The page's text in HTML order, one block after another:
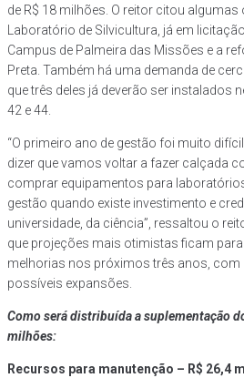
de R$ 18 milhões. O reitor citou
Laboratório de Silvicultura, já em
Campus de Palmeira das Missões e a
Preta. Também há uma demanda de
que três deles já deverão ser instalados
42 e 44.
“O primeiro ano de gestão foi muito
dizer que vamos voltar a fazer calçada
comprar equipamentos para
gestão quando existe investimento e
universidade, da ciência”, ressaltou o
que projeções mais otimistas ficam
melhorias nos próximos três anos, com
possíveis expansões.
Como será distribuída a suplementação
milhões:
Recursos para manutenção – R$ 26,4